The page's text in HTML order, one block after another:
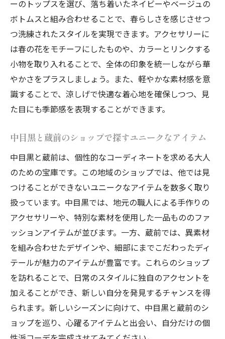
探す
中目黒で楽しむ春の個性的スタイル探索
蔵前で発見する新しい大人の魅力
個性が光るアイテムを活かしたコーデ術
春のトレンドを取り入れたスタイリングの
コツ
中目黒と蔵前で感じるファッションの新た
大胆な色使いで表現する2025年春の個性的コー
デ中目黒と蔵前から始まる
春のアイコニックカラーで魅せる個性派ス
タイル
中目黒で出会う大胆なカラーファッション
蔵前で試す、色使いを活かした春の装い
2025年春の注目カラーを取り入れる方法
大胆な色使いが際立つ、個性派コーデの実
中目黒と蔵前で彩るカラフルスタイルの提
案
東京都で注目の個性派コーデ術30代以上が楽し
む春のファッション
ーのトップスを選び、落ち着いたネイビーやベージュの
ボトムスと組み合わせることで、春らしさを感じさせつ
つ洗練されたスタイルを実現できます。アクセサリーに
は春の花をモチーフにしたものや、カラーとリンクする
小物を取り入れることで、全体の印象を統一しながら華
やかさをプラスしましょう。また、軽やかな素材感を意
識することで、涼しげで快適な着心地を確保しつつ、見
た目にも季節感を表現することができます。
中目黒と蔵前のショップで探すユニークなアイテム
中目黒と蔵前は、個性的なコーディネートを求める大人
のための宝庫です。この地域のショップでは、他では見
つけることができないユニークなアイテムを数多く取り
扱っています。中目黒では、地元の職人による手作りの
アクセサリーや、特別な素材を使用した一品もののファ
ッションアイテムが並びます。一方、蔵前では、異素材
を組み合わせたデザインや、細部にまでこだわったディ
テールが魅力のアイテムが豊富です。これらのショップ
を訪れることで、日常のスタイルに独自のアクセントを
加えることができ、新しい自分を発見するチャンスを得
られます。新しいシーズンに向けて、中目黒と蔵前のシ
ョップを巡り、心躍るアイテムと出会い、自分だけの個